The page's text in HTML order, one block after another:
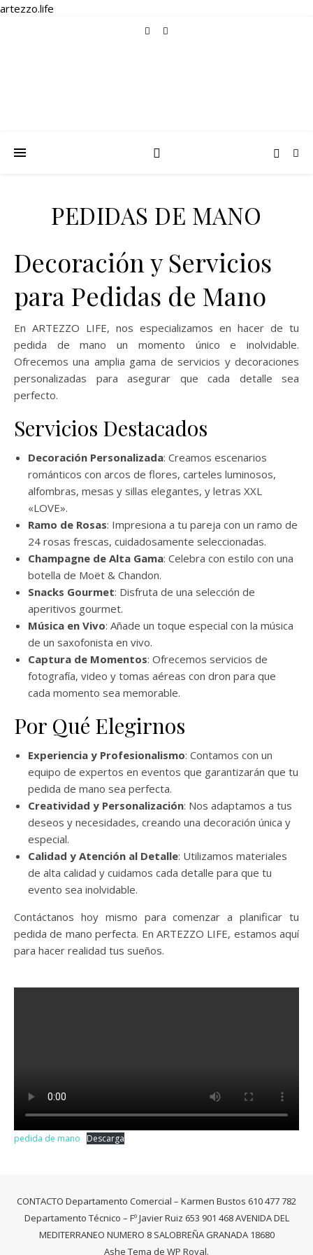
artezzo.life
PEDIDAS DE MANO
Decoración y Servicios
para Pedidas de Mano
En ARTEZZO LIFE, nos especializamos en hacer de tu
pedida de mano un momento único e inolvidable.
Ofrecemos una amplia gama de servicios y decoraciones
personalizadas para asegurar que cada detalle sea
perfecto.
Servicios Destacados
Decoración Personalizada: Creamos escenarios
románticos con arcos de flores, carteles luminosos,
alfombras, mesas y sillas elegantes, y letras XXL
«LOVE».
Ramo de Rosas: Impresiona a tu pareja con un ramo de
24 rosas frescas, cuidadosamente seleccionadas.
Champagne de Alta Gama: Celebra con estilo con una
botella de Moët & Chandon.
Snacks Gourmet: Disfruta de una selección de
aperitivos gourmet.
Música en Vivo: Añade un toque especial con la música
de un saxofonista en vivo.
Captura de Momentos: Ofrecemos servicios de
fotografía, video y tomas aéreas con dron para que
cada momento sea memorable.
Por Qué Elegirnos
Experiencia y Profesionalismo: Contamos con un
equipo de expertos en eventos que garantizarán que tu
pedida de mano sea perfecta.
Creatividad y Personalización: Nos adaptamos a tus
deseos y necesidades, creando una decoración única y
especial.
Calidad y Atención al Detalle: Utilizamos materiales
de alta calidad y cuidamos cada detalle para que tu
evento sea inolvidable.
Contáctanos hoy mismo para comenzar a planificar tu
pedida de mano perfecta. En ARTEZZO LIFE, estamos aquí
para hacer realidad tus sueños.
pedida de mano Descarga
CONTACTO Departamento Comercial – Karmen Bustos 610 477 782
Departamento Técnico – Fº Javier Ruiz 653 901 468 AVENIDA DEL
MEDITERRANEO NUMERO 8 SALOBREÑA GRANADA 18680
Ashe Tema de WP Royal.